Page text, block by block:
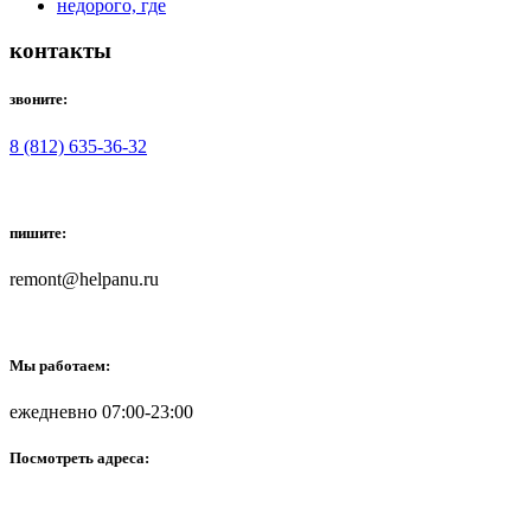
контакты
звоните:
8 (812) 635-36-32
пишите:
remont@helpanu.ru
Мы работаем:
ежедневно 07:00-23:00
Посмотреть адреса: